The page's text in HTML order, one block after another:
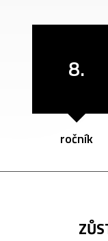
8.
ročník